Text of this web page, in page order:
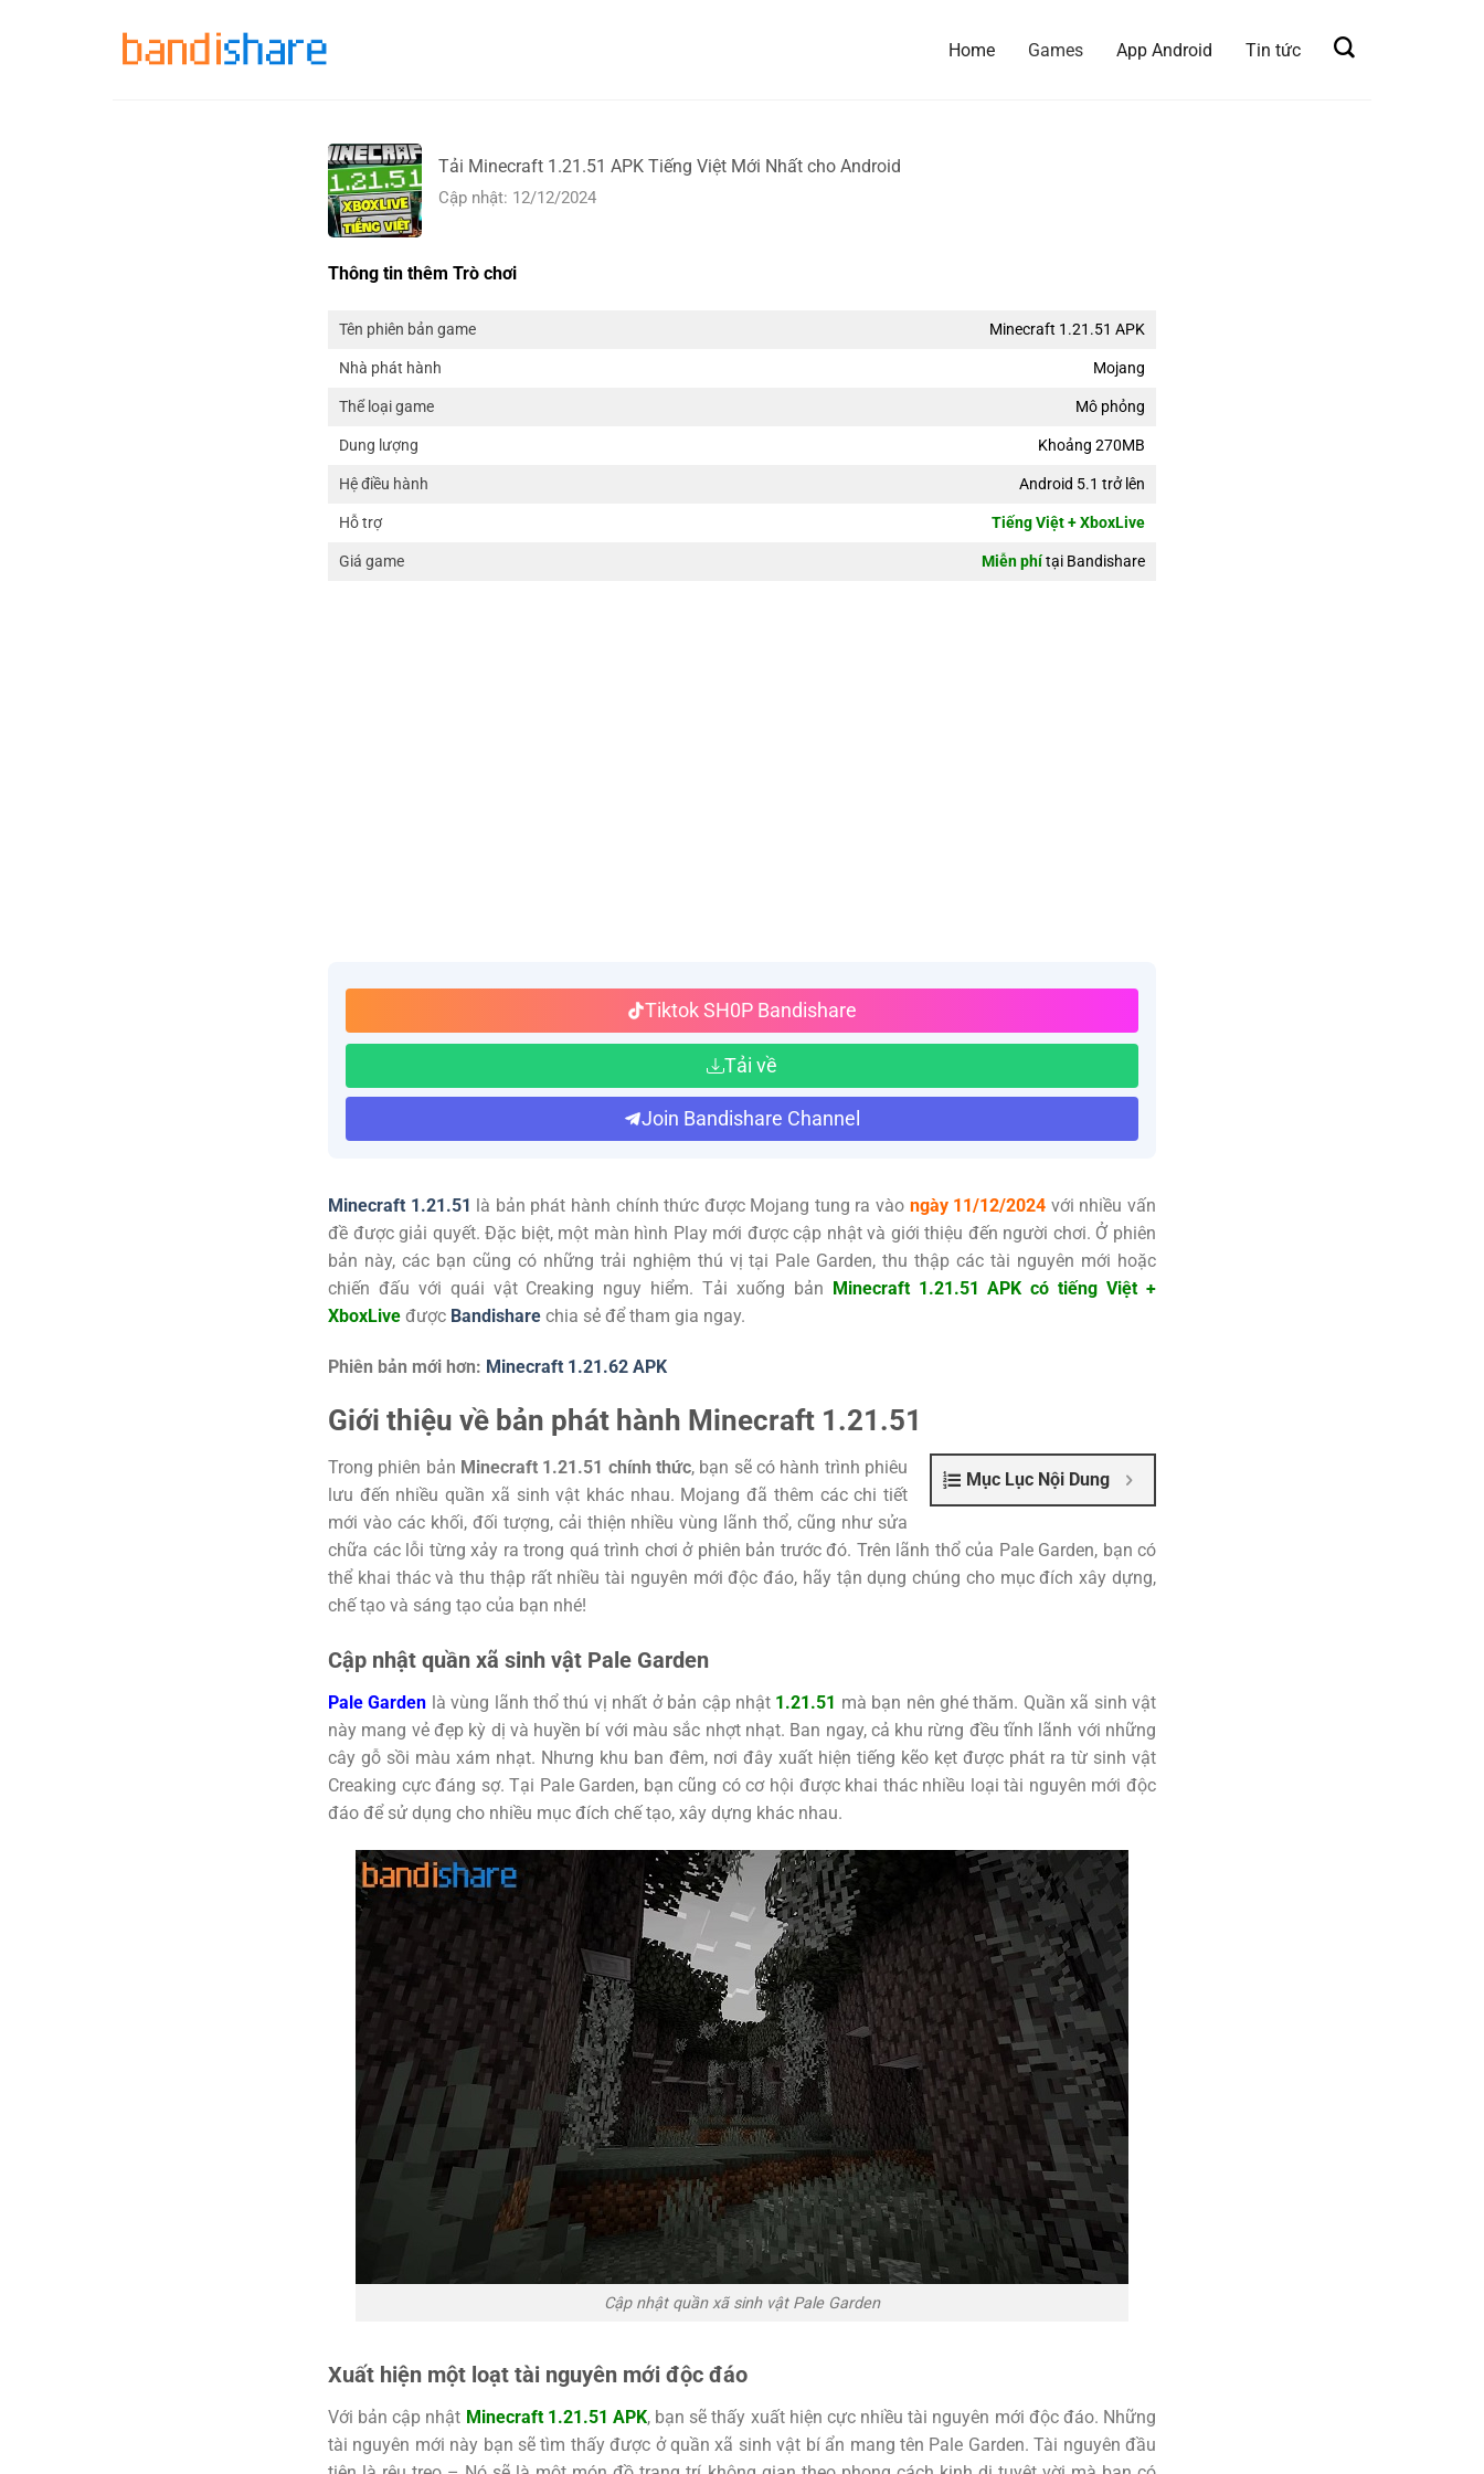
Home Games App Android Tin tức
Tải Minecraft 1.21.51 APK Tiếng Việt Mới Nhất cho Android
Cập nhật: 12/12/2024
Thông tin thêm Trò chơi
Tên phiên bản game Minecraft 1.21.51 APK
Nhà phát hành Mojang
Thể loại game Mô phỏng
Dung lượng Khoảng 270MB
Hệ điều hành Android 5.1 trở lên
Hỗ trợ Tiếng Việt + XboxLive
Giá game Miễn phítại Bandishare
Tiktok SH0P Bandishare
Tải về
Join Bandishare Channel
Minecraft 1.21.51 là bản phát hành chính thức được Mojang tung ra vào ngày 11/12/2024 với nhiều vấn
đề được giải quyết. Đặc biệt, một màn hình Play mới được cập nhật và giới thiệu đến người chơi. Ở phiên
bản này, các bạn cũng có những trải nghiệm thú vị tại Pale Garden, thu thập các tài nguyên mới hoặc
chiến đấu với quái vật Creaking nguy hiểm. Tải xuống bản Minecraft 1.21.51 APK có tiếng Việt +
XboxLive được Bandishare chia sẻ để tham gia ngay.
Phiên bản mới hơn: Minecraft 1.21.62 APK
Giới thiệu về bản phát hành Minecraft 1.21.51
Mục Lục Nội Dung
Trong phiên bản Minecraft 1.21.51 chính thức, bạn sẽ có hành trình phiêu
lưu đến nhiều quần xã sinh vật khác nhau. Mojang đã thêm các chi tiết
mới vào các khối, đối tượng, cải thiện nhiều vùng lãnh thổ, cũng như sửa
chữa các lỗi từng xảy ra trong quá trình chơi ở phiên bản trước đó. Trên lãnh thổ của Pale Garden, bạn có
thể khai thác và thu thập rất nhiều tài nguyên mới độc đáo, hãy tận dụng chúng cho mục đích xây dựng,
chế tạo và sáng tạo của bạn nhé!
Cập nhật quần xã sinh vật Pale Garden
Pale Garden là vùng lãnh thổ thú vị nhất ở bản cập nhật 1.21.51 mà bạn nên ghé thăm. Quần xã sinh vật
này mang vẻ đẹp kỳ dị và huyền bí với màu sắc nhợt nhạt. Ban ngay, cả khu rừng đều tĩnh lãnh với những
cây gỗ sồi màu xám nhạt. Nhưng khu ban đêm, nơi đây xuất hiện tiếng kẽo kẹt được phát ra từ sinh vật
Creaking cực đáng sợ. Tại Pale Garden, bạn cũng có cơ hội được khai thác nhiều loại tài nguyên mới độc
đáo để sử dụng cho nhiều mục đích chế tạo, xây dựng khác nhau.
Cập nhật quần xã sinh vật Pale Garden
Xuất hiện một loạt tài nguyên mới độc đáo
Với bản cập nhật Minecraft 1.21.51 APK, bạn sẽ thấy xuất hiện cực nhiều tài nguyên mới độc đáo. Những
tài nguyên mới này bạn sẽ tìm thấy được ở quần xã sinh vật bí ẩn mang tên Pale Garden. Tài nguyên đầu